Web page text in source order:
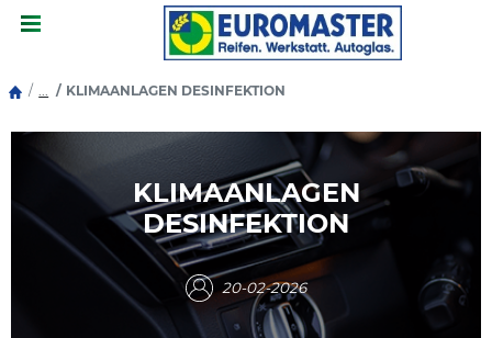
... KLIMAANLAGEN DESINFEKTION
KLIMAANLAGEN
DESINFEKTION
20-02-2026